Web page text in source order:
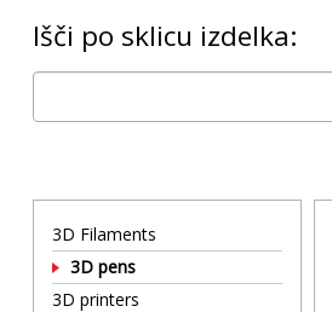
Išči po sklicu izdelka:
3D Filaments
3D pens
3D printers